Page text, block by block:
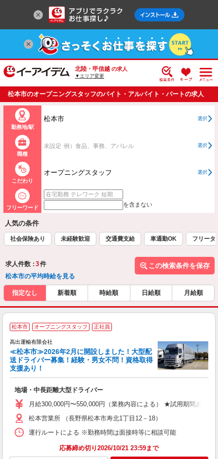
北陸・甲信越 の求人
▼エリア変更
松本市のオープニングスタッフのバイト・アルバイト・パートの求人
情報一覧
勤務地/駅
松本市 選択
職種
未設定 例）食品、事務、アパレル 選択
こだわり
オープニングスタッフ 選択
フリーワード を含まない
人気の条件
社会保険あり 未経験歓迎 交通費支給 車通勤OK フリータ
求人件数 : 3件
松本市の平均時給を見る
この検索条件を保存
指定なし 新着順 時給順 日給順 月給順
松本市 オープニングスタッフ 正社員
高出運輸有限会社
≪松本市≫2026年2月に開設しました！大型配
送ドライバー募集！経験・男女不問！資格取得
支援あり！
地場・中長距離大型ドライバー
月給300,000円〜550,000円（業務内容による） ★試用期間あり
松本営業所 （長野県松本市寿北1丁目12－18）
運行ルートによる ※勤務時間は面接時等に相談可能
応募締め切り2026/10/21 23:59まで